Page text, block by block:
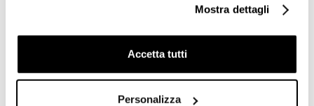
Mostra dettagli
Accetta tutti
Personalizza
€ 157,38 € 110,62